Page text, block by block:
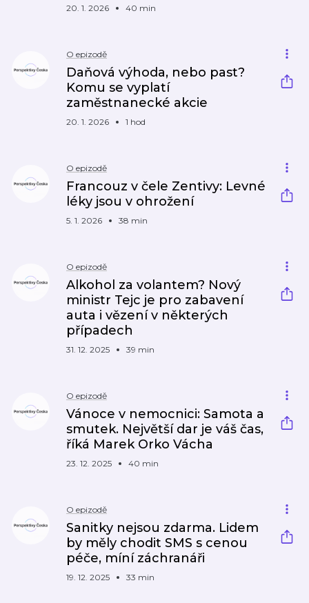
20. 1. 2026 40 min
O epizodě
Daňová výhoda, nebo past?
Komu se vyplatí
zaměstnanecké akcie
20. 1. 2026 1 hod
O epizodě
Francouz v čele Zentivy: Levné
léky jsou v ohrožení
5. 1. 2026 38 min
O epizodě
Alkohol za volantem? Nový
ministr Tejc je pro zabavení
auta i vězení v některých
případech
31. 12. 2025 39 min
O epizodě
Vánoce v nemocnici: Samota a
smutek. Největší dar je váš čas,
říká Marek Orko Vácha
23. 12. 2025 40 min
O epizodě
Sanitky nejsou zdarma. Lidem
by měly chodit SMS s cenou
péče, míní záchranáři
19. 12. 2025 33 min